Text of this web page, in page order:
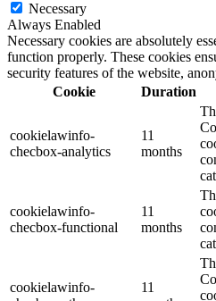
Necessary
Always Enabled
Necessary cookies are absolutely
function properly. These cookies
security features of the website,
Cookie
Duration
cookielawinfo-
checbox-analytics
11
months
cookielawinfo-
checbox-functional
11
months
cookielawinfo-
11